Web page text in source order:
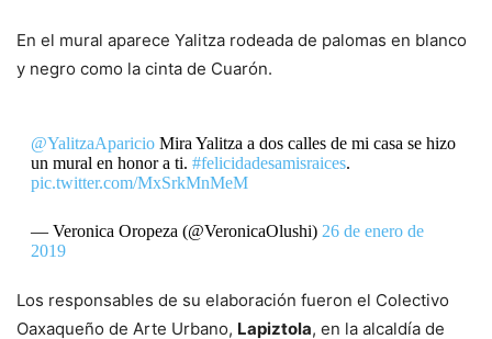
En el mural aparece Yalitza rodeada de palomas en blanco
y negro como la cinta de Cuarón.
@YalitzaAparicioMira Yalitza a dos calles de mi casa se hizo
un mural en honor a ti. #felicidadesamisraices.
pic.twitter.com/MxSrkMnMeM
— Veronica Oropeza (@VeronicaOlushi) 26 de enero de
2019
Los responsables de su elaboración fueron el Colectivo
Oaxaqueño de Arte Urbano, Lapiztola, en la alcaldía de